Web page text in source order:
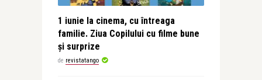
1 iunie la cinema, cu întreaga
familie. Ziua Copilului cu filme bune
și surprize
de revistatango